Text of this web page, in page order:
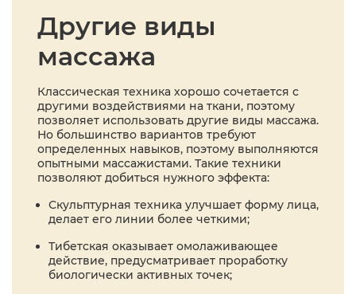
Другие виды
массажа
Классическая техника хорошо сочетается с
другими воздействиями на ткани, поэтому
позволяет использовать другие виды массажа.
Но большинство вариантов требуют
определенных навыков, поэтому выполняются
опытными массажистами. Такие техники
позволяют добиться нужного эффекта:
Скульптурная техника улучшает форму лица,
делает его линии более четкими;
Тибетская оказывает омолаживающее
действие, предусматривает проработку
биологически активных точек;